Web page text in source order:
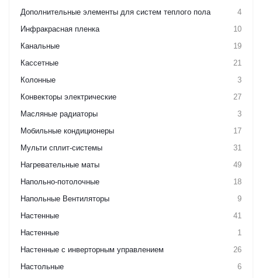
Дополнительные элементы для систем теплого пола
4
Инфракрасная пленка
10
Канальные
19
Кассетные
21
Колонные
3
Конвекторы электрические
27
Масляные радиаторы
3
Мобильные кондиционеры
17
Мульти сплит-системы
31
Нагревательные маты
49
Напольно-потолочные
18
Напольные Вентиляторы
9
Настенные
41
Настенные
1
Настенные с инверторным управлением
26
Настольные
6